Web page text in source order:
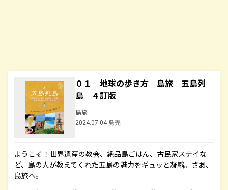
０１ 地球の歩き方 島旅 五島列
島 ４訂版
島旅
2024.07.04 発売
ようこそ！世界遺産の教会、絶品島ごはん、古民家ステイな
ど、島の人が教えてくれた五島の魅力をギュッと凝縮。さあ、
島旅へ。